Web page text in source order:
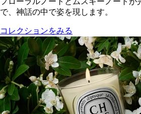
で、神話の中で姿を現します。
コレクションをみる